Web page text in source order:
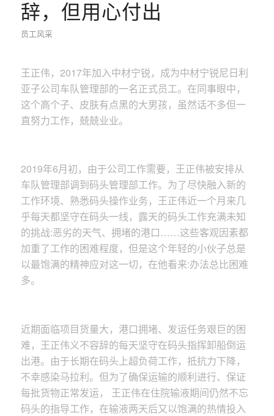
辞，但用心付出
员工风采
王正伟，2017年加入中材宁锐，成为中材宁锐尼日利
亚子公司车队管理部的一名正式员工。在同事眼中，
这个高个子、皮肤有点黑的大男孩，虽然话不多但一
直努力工作，兢兢业业。
2019年6月初，由于公司工作需要，王正伟被安排从
车队管理部调到码头管理部工作。为了尽快融入新的
工作环境、熟悉码头操作业务，王正伟近一个月来几
乎每天都坚守在码头一线，露天的码头工作充满未知
的挑战:恶劣的天气、拥堵的港口……这些客观因素都
加重了工作的困难程度，但是这个年轻的小伙子总是
以最饱满的精神应对这一切，在他看来:办法总比困难
多。
近期面临项目货量大，港口拥堵、发运任务艰巨的困
难，王正伟义不容辞的每天坚守在码头指挥卸船倒运
出港。由于长期在码头上超负荷工作，抵抗力下降，
不幸感染马拉利。但为了确保运输的顺利进行、保证
每批货物正常发运， 王正伟在住院输液期间仍然不忘
码头的指导工作，在输液两天后又以饱满的热情投入